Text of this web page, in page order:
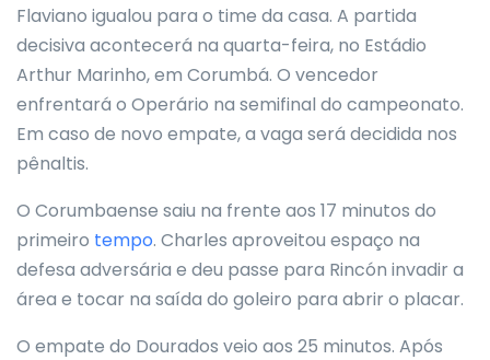
Flaviano igualou para o time da casa. A partida
decisiva acontecerá na quarta-feira, no Estádio
Arthur Marinho, em Corumbá. O vencedor
enfrentará o Operário na semifinal do campeonato.
Em caso de novo empate, a vaga será decidida nos
pênaltis.
O Corumbaense saiu na frente aos 17 minutos do
primeiro tempo. Charles aproveitou espaço na
defesa adversária e deu passe para Rincón invadir a
área e tocar na saída do goleiro para abrir o placar.
O empate do Dourados veio aos 25 minutos. Após